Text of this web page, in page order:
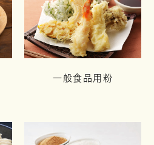
一般食品用粉